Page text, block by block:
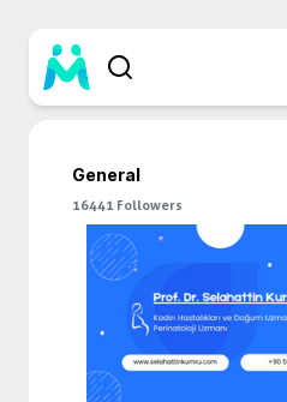
General
16441 Followers